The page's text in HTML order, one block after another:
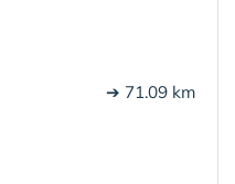
➔ 71.09 km